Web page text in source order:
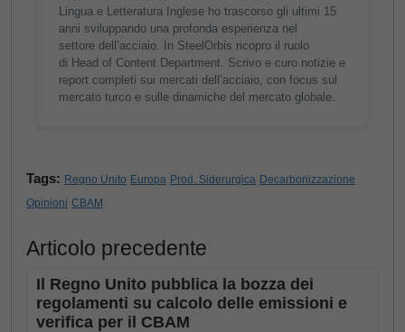
Lingua e Letteratura Inglese ho trascorso gli ultimi 15
anni sviluppando una profonda esperienza nel
settore dell’acciaio. In SteelOrbis ricopro il ruolo
di Head of Content Department. Scrivo e curo notizie e
report completi sui mercati dell’acciaio, con focus sul
mercato turco e sulle dinamiche del mercato globale.
Tags: Regno Unito Europa Prod. Siderurgica Decarbonizzazione
Opinioni CBAM
Articolo precedente
Il Regno Unito pubblica la bozza dei
regolamenti su calcolo delle emissioni e
verifica per il CBAM